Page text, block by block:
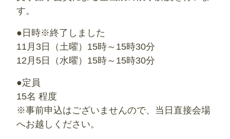
す。
●日時※終了しました
11月3日（土曜）15時～15時30分
12月5日（水曜）15時～15時30分
●定員
15名 程度
※事前申込はございませんので、当日直接会場
へお越しください。